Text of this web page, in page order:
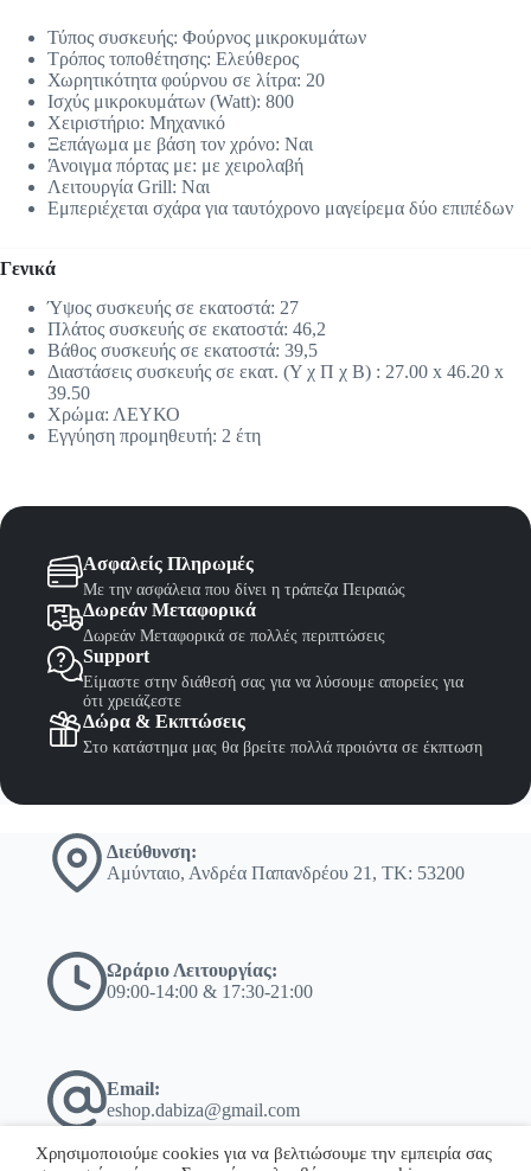
Τύπος συσκευής: Φούρνος μικροκυμάτων
Τρόπος τοποθέτησης: Ελεύθερος
Χωρητικότητα φούρνου σε λίτρα: 20
Ισχύς μικροκυμάτων (Watt): 800
Χειριστήριο: Μηχανικό
Ξεπάγωμα με βάση τον χρόνο: Ναι
Άνοιγμα πόρτας με: με χειρολαβή
Λειτουργία Grill: Ναι
Εμπεριέχεται σχάρα για ταυτόχρονο μαγείρεμα δύο επιπέδων
Γενικά
Ύψος συσκευής σε εκατοστά: 27
Πλάτος συσκευής σε εκατοστά: 46,2
Βάθος συσκευής σε εκατοστά: 39,5
Διαστάσεις συσκευής σε εκατ. (Υ χ Π χ Β) : 27.00 x 46.20 x
39.50
Χρώμα: ΛΕΥΚΟ
Εγγύηση προμηθευτή: 2 έτη
Ασφαλείς Πληρωμές
Με την ασφάλεια που δίνει η τράπεζα Πειραιώς
Δωρεάν Μεταφορικά
Δωρεάν Μεταφορικά σε πολλές περιπτώσεις
Support
Είμαστε στην διάθεσή σας για να λύσουμε απορείες για
ότι χρειάζεστε
Δώρα & Εκπτώσεις
Στο κατάστημα μας θα βρείτε πολλά προιόντα σε έκπτωση
Διεύθυνση:
Αμύνταιο, Ανδρέα Παπανδρέου 21, ΤΚ: 53200
Ωράριο Λειτουργίας:
09:00-14:00 & 17:30-21:00
Email:
eshop.dabiza@gmail.com
Χρησιμοποιούμε cookies για να βελτιώσουμε την εμπειρία σας